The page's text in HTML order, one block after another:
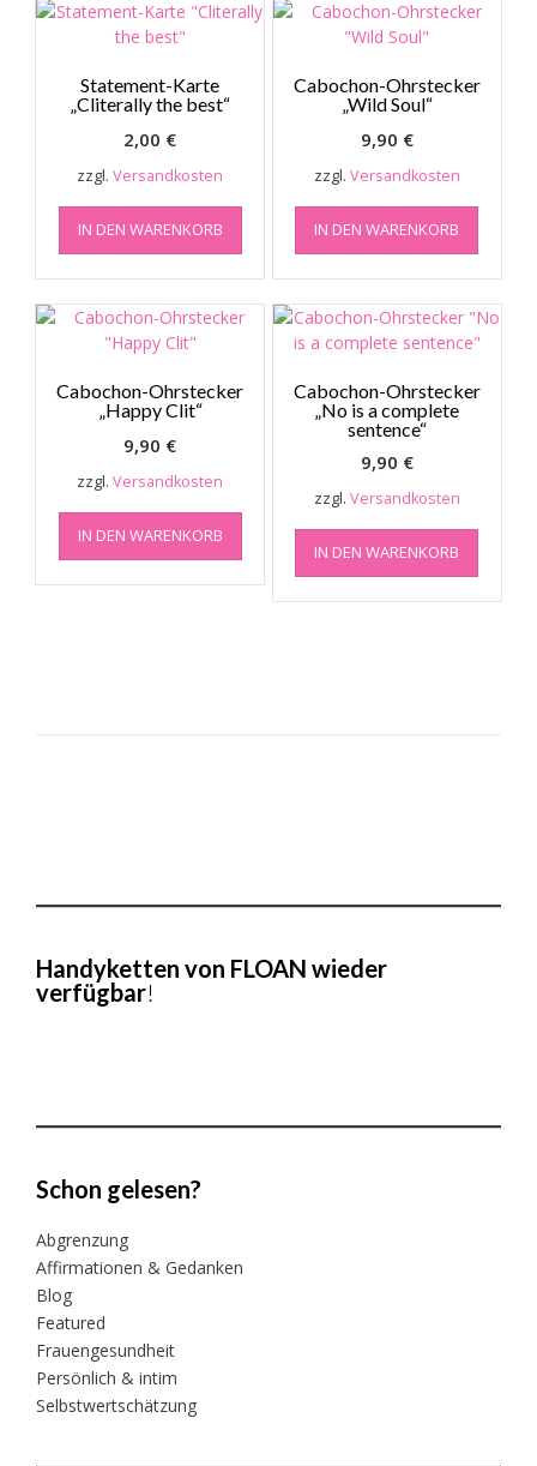
Statement-Karte
„Cliterally the best“
2,00 €
zzgl.Versandkosten
IN DEN WARENKORB
Cabochon-Ohrstecker
„Wild Soul“
9,90 €
zzgl. Versandkosten
IN DEN WARENKORB
Cabochon-Ohrstecker
„Happy Clit“
9,90 €
zzgl.Versandkosten
IN DEN WARENKORB
Cabochon-Ohrstecker
„No is a complete
sentence“
9,90 €
zzgl. Versandkosten
IN DEN WARENKORB
Handyketten von FLOAN wieder
verfügbar!
Schon gelesen?
Abgrenzung
Affirmationen & Gedanken
Blog
Featured
Frauengesundheit
Persönlich & intim
Selbstwertschätzung